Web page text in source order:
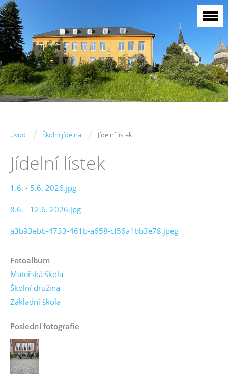
Úvod / Školní jídelna / Jídelní lístek
Jídelní lístek
1.6. - 5.6. 2026.jpg
8.6. - 12.6. 2026.jpg
a3b93ebb-4733-461b-a658-cf56a1bb3e78.jpeg
Fotoalbum
Mateřská škola
Školní družina
Základní škola
Poslední fotografie